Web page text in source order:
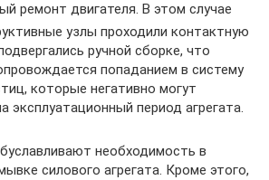
ремонт двигателя. В этом случае
узлы проходили контактную
ручной сборке, что
попаданием в систему
которые негативно могут
эксплуатационный период агрегата.
необходимость в
силового агрегата. Кроме этого,